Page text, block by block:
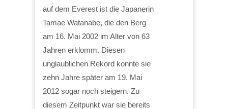
auf dem Everest ist die Japanerin
Tamae Watanabe, die den Berg
am 16. Mai 2002 im Alter von 63
Jahren erklomm. Diesen
unglaublichen Rekord konnte sie
zehn Jahre später am 19. Mai
2012 sogar noch steigern. Zu
diesem Zeitpunkt war sie bereits